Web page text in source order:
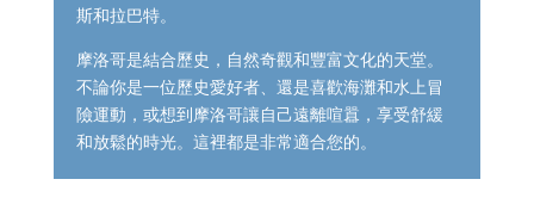
斯和拉巴特。
摩洛哥是結合歷史，自然奇觀和豐富文化的天堂。
不論你是一位歷史愛好者、還是喜歡海灘和水上冒
險運動，或想到摩洛哥讓自己遠離喧囂，享受舒緩
和放鬆的時光。這裡都是非常適合您的。